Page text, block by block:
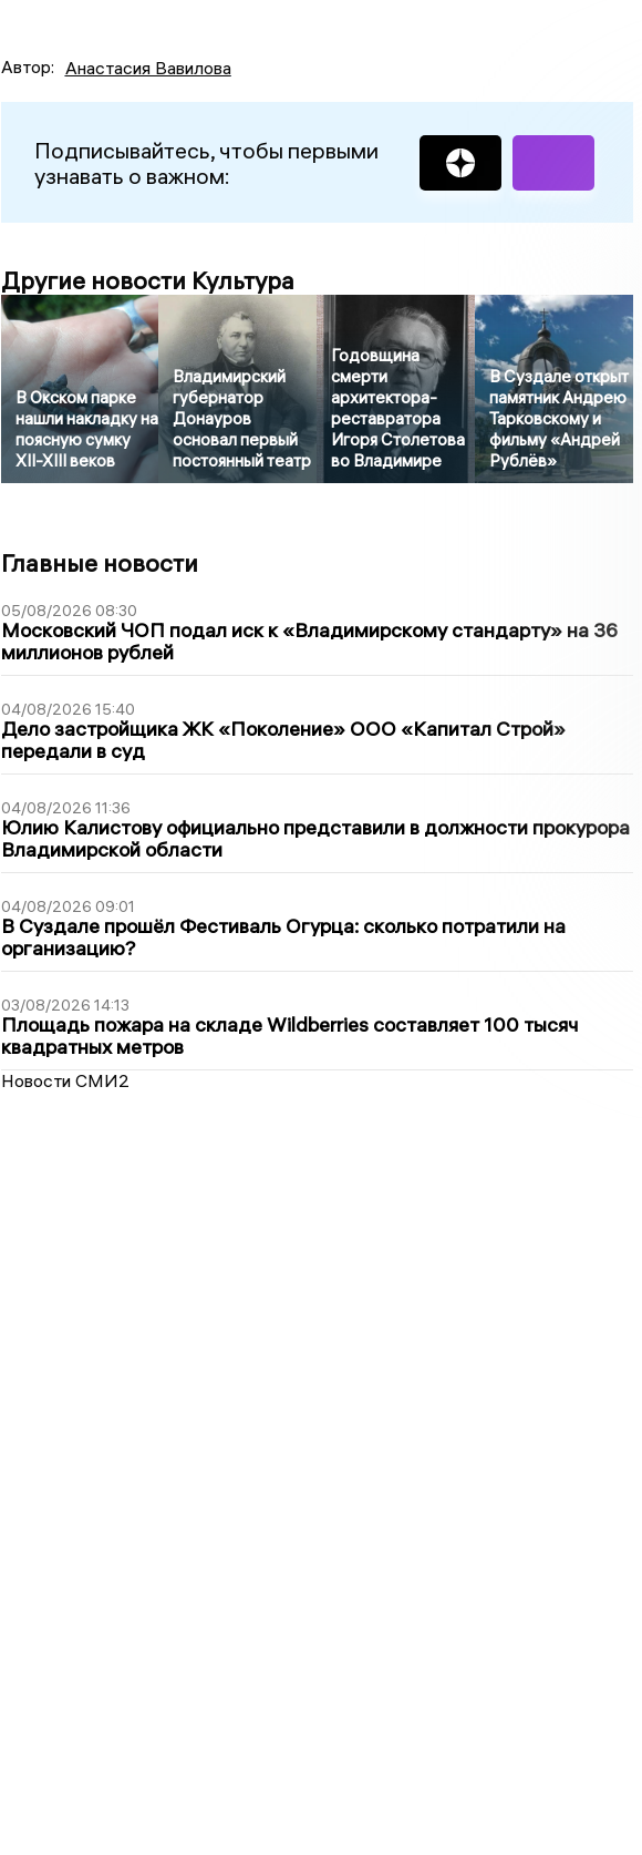
Автор: Анастасия Вавилова
Подписывайтесь, чтобы первыми
узнавать о важном:
Другие новости Культура
В Окском парке
нашли накладку на
поясную сумку
XII-XIII веков
Владимирский
губернатор
Донауров
основал первый
постоянный театр
Годовщина
смерти
архитектора-
реставратора
Игоря Столетова
во Владимире
В Суздале открыт
памятник Андрею
Тарковскому и
фильму «Андрей
Рублёв»
Главные новости
05/08/2026 08:30
Московский ЧОП подал иск к «Владимирскому стандарту» на 36
миллионов рублей
04/08/2026 15:40
Дело застройщика ЖК «Поколение» ООО «Капитал Строй»
передали в суд
04/08/2026 11:36
Юлию Калистову официально представили в должности прокурора
Владимирской области
04/08/2026 09:01
В Суздале прошёл Фестиваль Огурца: сколько потратили на
организацию?
03/08/2026 14:13
Площадь пожара на складе Wildberries составляет 100 тысяч
квадратных метров
Новости СМИ2